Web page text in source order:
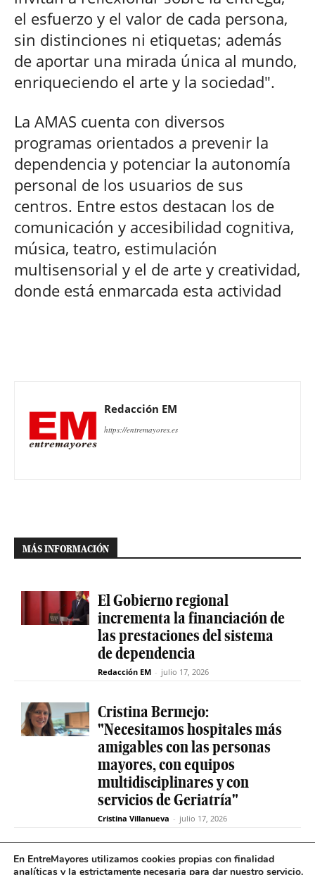
el esfuerzo y el valor de cada persona,
sin distinciones ni etiquetas; además
de aportar una mirada única al mundo,
enriqueciendo el arte y la sociedad".
La AMAS cuenta con diversos
programas orientados a prevenir la
dependencia y potenciar la autonomía
personal de los usuarios de sus
centros. Entre estos destacan los de
comunicación y accesibilidad cognitiva,
música, teatro, estimulación
multisensorial y el de arte y creatividad,
donde está enmarcada esta actividad
Redacción EM
https://entremayores.es
MÁS INFORMACIÓN
El Gobierno regional
incrementa la financiación de
las prestaciones del sistema
de dependencia
Redacción EM - julio 17, 2026
Cristina Bermejo:
"Necesitamos hospitales más
amigables con las personas
mayores, con equipos
multidisciplinares y con
servicios de Geriatría"
Cristina Villanueva - julio 17, 2026
Convive abre el plazo de
En EntreMayores utilizamos cookies propias con finalidad
analíticas y la estrictamente necesaria para dar nuestro servicio.